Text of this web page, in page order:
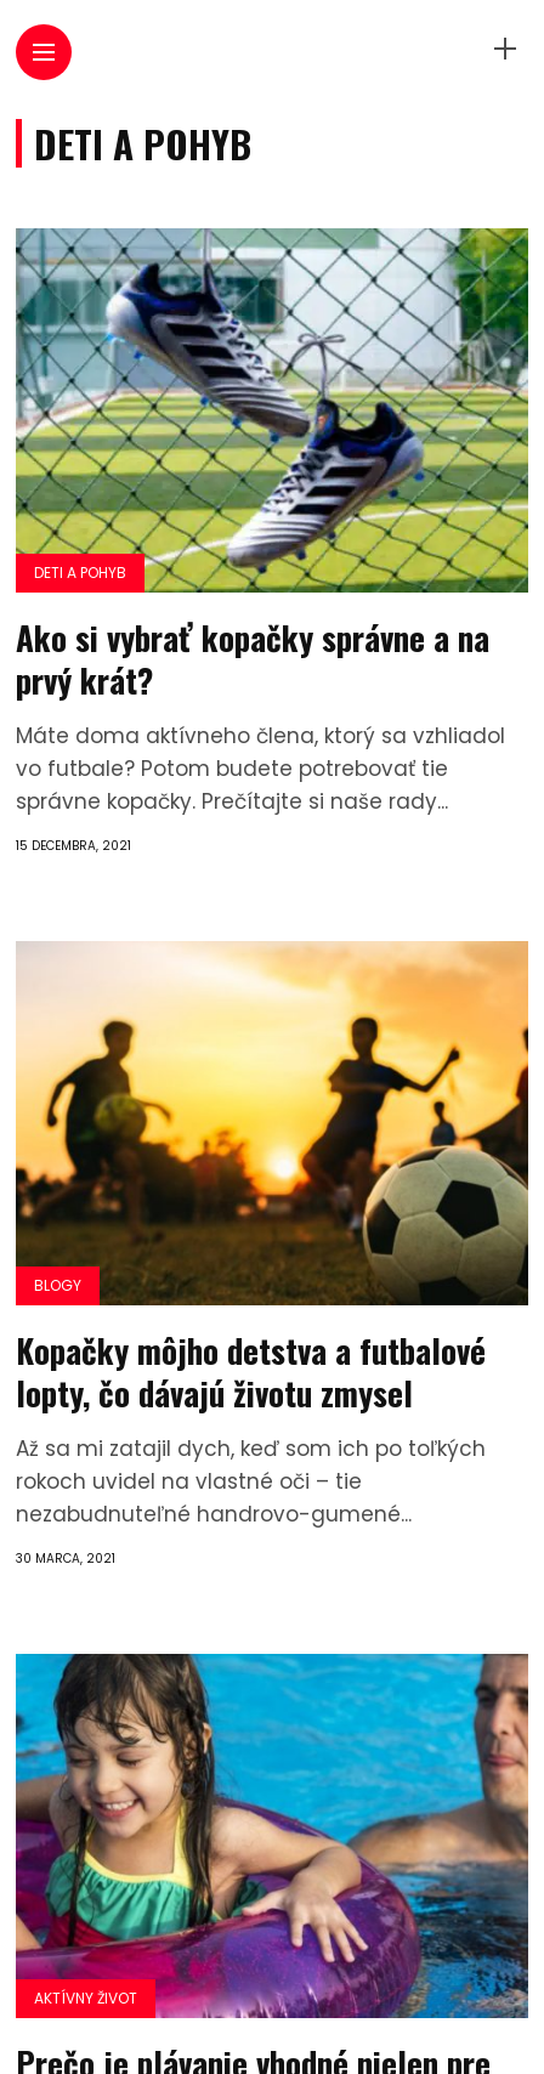
DETI A POHYB
DETI A POHYB
Ako si vybrať kopačky správne a na
prvý krát?
Máte doma aktívneho člena, ktorý sa vzhliadol
vo futbale? Potom budete potrebovať tie
správne kopačky. Prečítajte si naše rady...
15 DECEMBRA, 2021
BLOGY
Kopačky môjho detstva a futbalové
lopty, čo dávajú životu zmysel
Až sa mi zatajil dych, keď som ich po toľkých
rokoch uvidel na vlastné oči – tie
nezabudnuteľné handrovo-gumené...
30 MARCA, 2021
AKTÍVNY ŽIVOT
Prečo je plávanie vhodné nielen pre